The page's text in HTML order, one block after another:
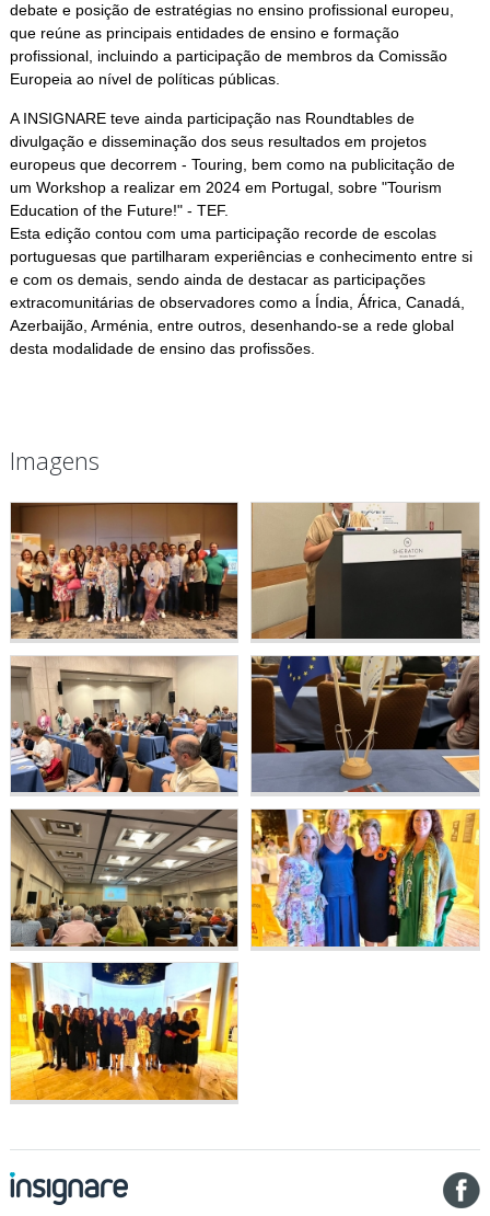
debate e posição de estratégias no ensino profissional europeu,
que reúne as principais entidades de ensino e formação
profissional, incluindo a participação de membros da Comissão
Europeia ao nível de políticas públicas.
A INSIGNARE teve ainda participação nas Roundtables de
divulgação e disseminação dos seus resultados em projetos
europeus que decorrem - Touring, bem como na publicitação de
um Workshop a realizar em 2024 em Portugal, sobre "Tourism
Education of the Future!" - TEF.
Esta edição contou com uma participação recorde de escolas
portuguesas que partilharam experiências e conhecimento entre si
e com os demais, sendo ainda de destacar as participações
extracomunitárias de observadores como a Índia, África, Canadá,
Azerbaijão, Arménia, entre outros, desenhando-se a rede global
desta modalidade de ensino das profissões.
Imagens